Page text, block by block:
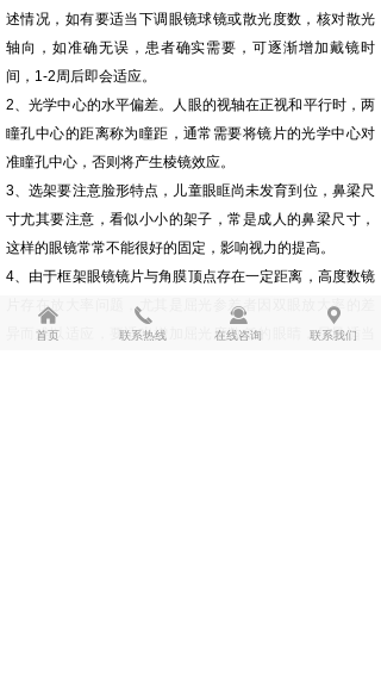
述情况，如有要适当下调眼镜球镜或散光度数，核对散光
轴向，如准确无误，患者确实需要，可逐渐增加戴镜时
间，1-2周后即会适应。
2、光学中心的水平偏差。人眼的视轴在正视和平行时，两
瞳孔中心的距离称为瞳距，通常需要将镜片的光学中心对
准瞳孔中心，否则将产生棱镜效应。
3、选架要注意脸形特点，儿童眼眶尚未发育到位，鼻梁尺
寸尤其要注意，看似小小的架子，常是成人的鼻梁尺寸，
这样的眼镜常常不能很好的固定，影响视力的提高。
4、由于框架眼镜镜片与角膜顶点存在一定距离，高度数镜
片存在放大率问题，尤其是屈光参差者因双眼放大率的差
异而难以适应，要适当增加屈光度数低的眼睛，尽量适当
낀
首页
끅
联系热线
끤
在线咨询
끇
联系我们